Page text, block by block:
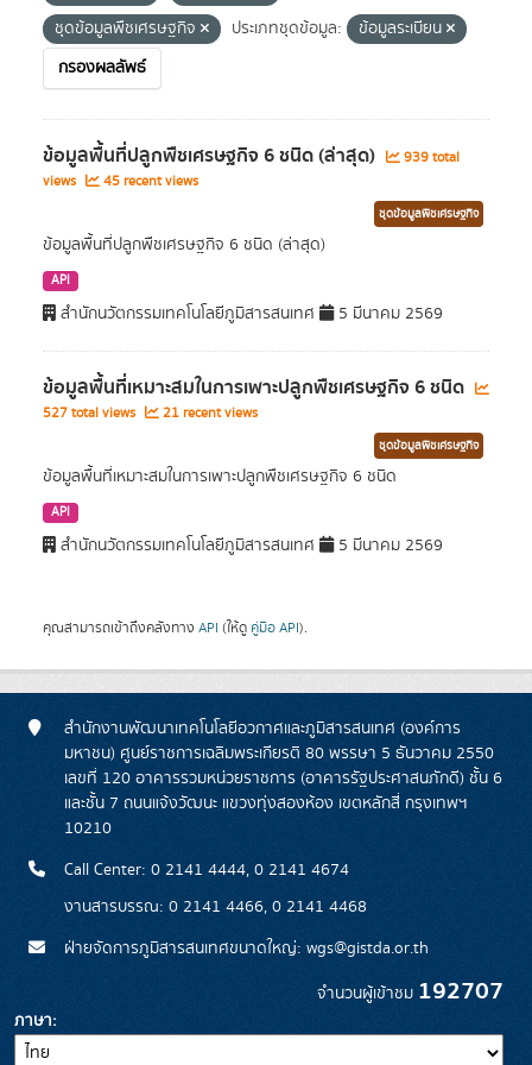
ชุดข้อมูลพืชเศรษฐกิจ
ประเภทชุดข้อมูล:
ข้อมูลระเบียน
กรองผลลัพธ์
ข้อมูลพื้นที่ปลูกพืชเศรษฐกิจ 6 ชนิด (ล่าสุด)
939 total
views
45 recent views
ชุดข้อมูลพืชเศรษฐกิจ
ข้อมูลพื้นที่ปลูกพืชเศรษฐกิจ 6 ชนิด (ล่าสุด)
API
สำนักนวัตกรรมเทคโนโลยีภูมิสารสนเทศ 5 มีนาคม 2569
ข้อมูลพื้นที่เหมาะสมในการเพาะปลูกพืชเศรษฐกิจ 6 ชนิด
527 total views 21 recent views
ชุดข้อมูลพืชเศรษฐกิจ
ข้อมูลพื้นที่เหมาะสมในการเพาะปลูกพืชเศรษฐกิจ 6 ชนิด
API
สำนักนวัตกรรมเทคโนโลยีภูมิสารสนเทศ 5 มีนาคม 2569
คุณสามารถเข้าถึงคลังทาง API (ให้ดู คู่มือ API).
สำนักงานพัฒนาเทคโนโลยีอวกาศและภูมิสารสนเทศ (องค์การ
มหาชน) ศูนย์ราชการเฉลิมพระเกียรติ 80 พรรษา 5 ธันวาคม 2550
เลขที่ 120 อาคารรวมหน่วยราชการ (อาคารรัฐประศาสนภักดี) ชั้น 6
และชั้น 7 ถนนแจ้งวัฒนะ แขวงทุ่งสองห้อง เขตหลักสี่ กรุงเทพฯ
10210
Call Center: 0 2141 4444, 0 2141 4674
งานสารบรรณ: 0 2141 4466, 0 2141 4468
ฝ่ายจัดการภูมิสารสนเทศขนาดใหญ่: wgs@gistda.or.th
จำนวนผู้เข้าชม 192707
ภาษา